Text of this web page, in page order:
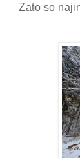
Zato so